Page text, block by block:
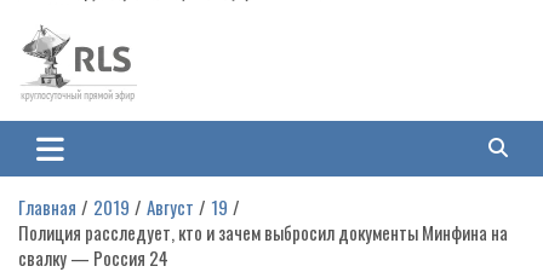
Антимайдан: Гражданская война
на Украине
гражданской войне на Украине, включая события в Новороссии, ДНР,
ЛНР и других регионах.
Главная 2019 Август
19
Полиция расследует, кто и зачем выбросил документы Минфина на
свалку — Россия 24